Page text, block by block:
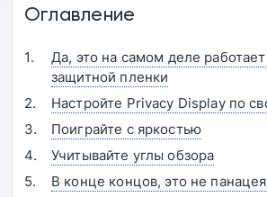
Оглавление
Да, это на самом деле
защитной пленки
Настройте Privacy Display по
Поиграйте с яркостью
Учитывайте углы обзора
В конце концов, это не панацея